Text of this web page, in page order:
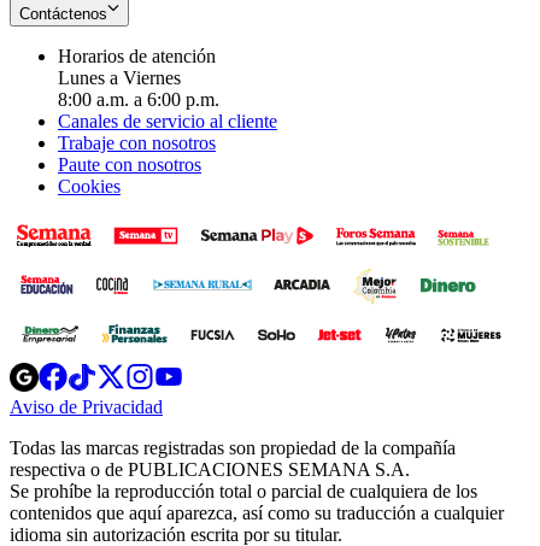
Contáctenos
Horarios de atención
Lunes a Viernes
8:00 a.m. a 6:00 p.m.
Canales de servicio al cliente
Trabaje con nosotros
Paute con nosotros
Cookies
Opens
in
new
Opens
in
new
Opens
in
new
window
Opens
new
windowwindow
Aviso de Privacidad
new
window
Todas las marcas registradas son propiedad de la compañía
respectiva o de PUBLICACIONES SEMANA S.A.
Se prohíbe la reproducción total o parcial de cualquiera de los
contenidos que aquí aparezca, así como su traducción a cualquier
idioma sin autorización escrita por su titular.